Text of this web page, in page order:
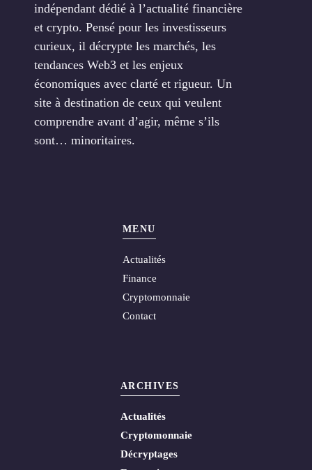
indépendant dédié à l’actualité financière
et crypto. Pensé pour les investisseurs
curieux, il décrypte les marchés, les
tendances Web3 et les enjeux
économiques avec clarté et rigueur. Un
site à destination de ceux qui veulent
comprendre avant d’agir, même s’ils
sont… minoritaires.
MENU
Actualités
Finance
Cryptomonnaie
Contact
ARCHIVES
Actualités
Cryptomonnaie
Décryptages